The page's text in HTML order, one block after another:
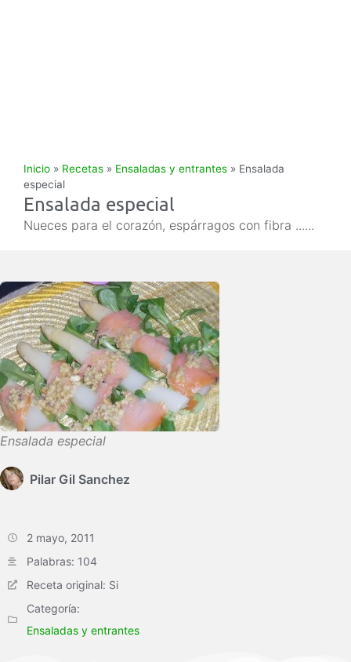
Inicio » Recetas » Ensaladas y entrantes » Ensalada
especial
Ensalada especial
Nueces para el corazón, espárragos con fibra ......
Ensalada especial
Pilar Gil Sanchez
2 mayo, 2011
Palabras: 104
Receta original: Si
Categoría:
Ensaladas y entrantes